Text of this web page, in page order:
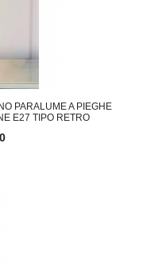
PARALUME A PIEGHE
E27 TIPO RETRO